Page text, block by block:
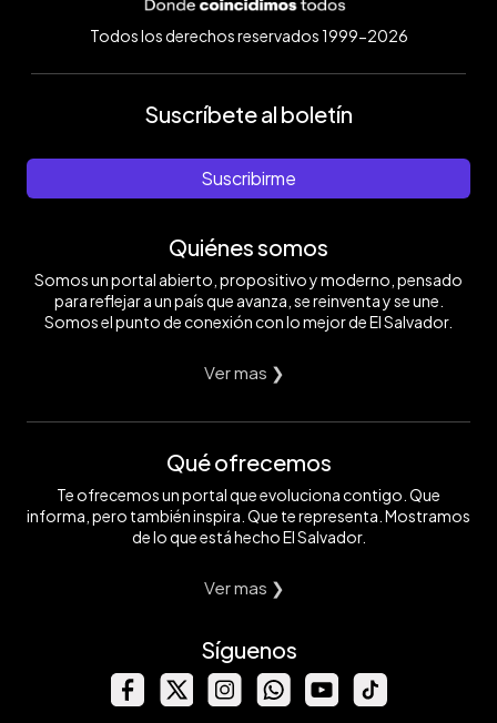
Todos los derechos reservados 1999-2026
Suscríbete al boletín
Suscribirme
Quiénes somos
Somos un portal abierto, propositivo y moderno, pensado
para reflejar a un país que avanza, se reinventa y se une.
Somos el punto de conexión con lo mejor de El Salvador.
Ver mas ❯
Qué ofrecemos
Te ofrecemos un portal que evoluciona contigo. Que
informa, pero también inspira. Que te representa. Mostramos
de lo que está hecho El Salvador.
Ver mas ❯
Síguenos